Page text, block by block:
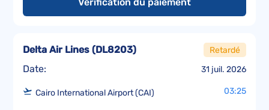
Date: 31 juil. 2026
Delta Air Lines (DL8203) Retardé
Cairo International Airport (CAI) 03:25